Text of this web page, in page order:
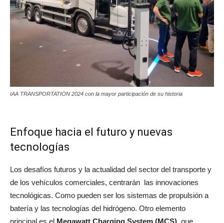
IAA TRANSPORTATION 2024 con la mayor participación de su historia
Enfoque hacia el futuro y nuevas
tecnologías
Los desafíos futuros y la actualidad del sector del transporte y
de los vehículos comerciales, centrarán las innovaciones
tecnológicas. Como pueden ser los sistemas de propulsión a
batería y las tecnologías del hidrógeno. Otro elemento